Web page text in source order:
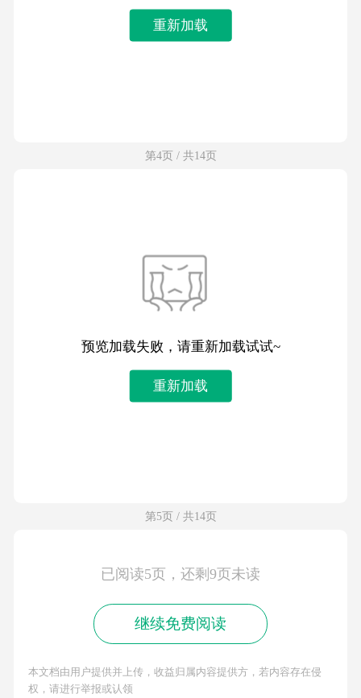
重新加载
第4页 / 共14页
预览加载失败，请重新加载试试~
重新加载
第5页 / 共14页
已阅读5页，还剩9页未读
继续免费阅读
本文档由用户提供并上传，收益归属内容提供方，若内容存在侵
权，请进行举报或认领